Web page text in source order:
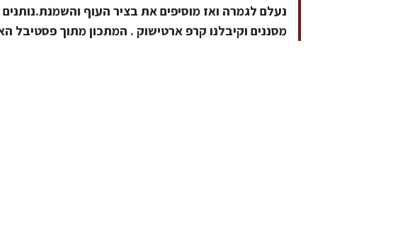
נעלם לגמרה ואז מוסיפים את בציר העוף
מסננים וקיבלנו קרפ ארטישוק . המתכון מתוך פסטיבל